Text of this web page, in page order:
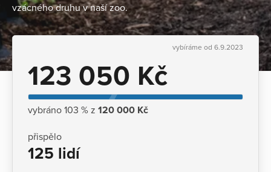
vzácného druhu v naší zoo.
vybíráme od 6.9.2023
123 050 Kč
vybráno 103 % z 120 000 Kč
přispělo
125 lidí